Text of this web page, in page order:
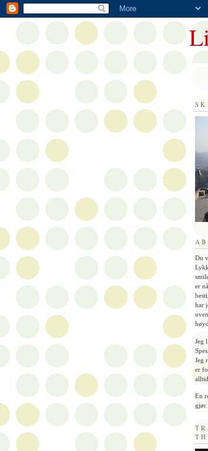
Du
er
har
Jeg
Jeg
er
En
gjør